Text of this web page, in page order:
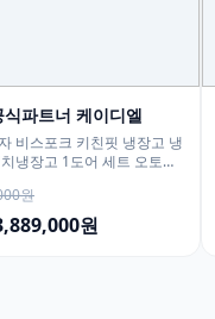
파트너 케이디엘
비스포크 키친핏 냉장고 냉
냉장고 1도어 세트 오토오
원
원